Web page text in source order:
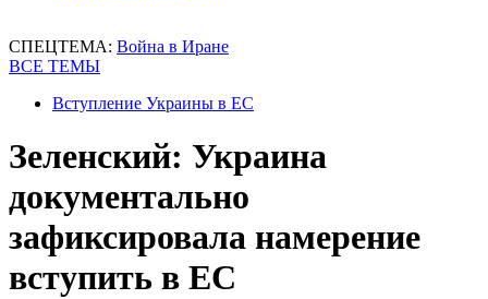
СПЕЦТЕМА: Война в Иране
ВСЕ ТЕМЫ
Вступление Украины в ЕС
Зеленский: Украина
документально
зафиксировала намерение
вступить в ЕС